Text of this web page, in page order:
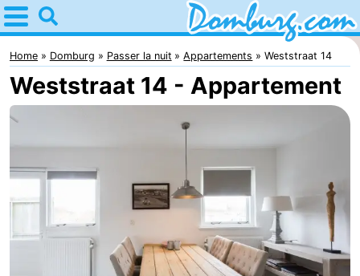
Home
Domburg
Astuces
Avec
enfants
Webcam
Webcam
Home Domburg Passer la nuit Appartements Weststraat 14
Weststraat 14 - Appartement